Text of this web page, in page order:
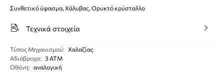
Συνθετικό ύφασμα, Χάλυβας, Ορυκτό κρύσταλλο
Τεχνικά στοιχεία
Τύπος Μηχανισμού: Χαλαζίας
Αδιάβροχο: 3 ΑΤΜ
Οθόνη: αναλογική